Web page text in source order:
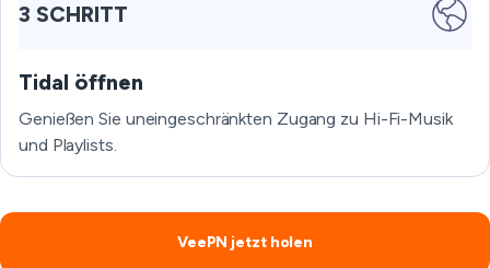
3 SCHRITT
Tidal öffnen
Genießen Sie uneingeschränkten Zugang zu Hi-Fi-Musik
und Playlists.
VeePN jetzt holen